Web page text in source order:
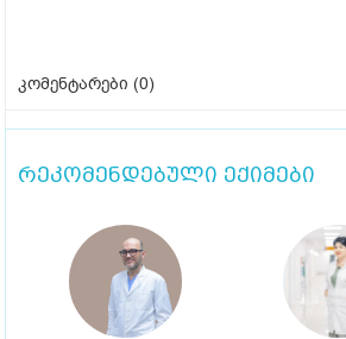
კომენტარები (0)
რეკომენდებული ექიმები